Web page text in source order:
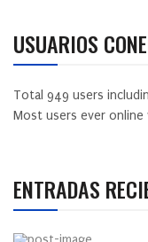
USUARIOS
Total 949 users
Most users ever online
ENTRADAS